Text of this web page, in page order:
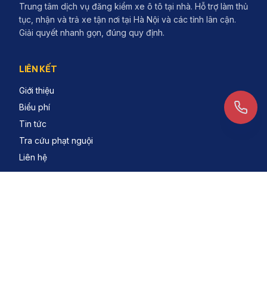
Trung tâm dịch vụ đăng kiểm xe ô tô tại nhà. Hỗ trợ làm thủ
tục, nhận và trả xe tận nơi tại Hà Nội và các tỉnh lân cận.
Giải quyết nhanh gọn, đúng quy định.
LIÊN KẾT
Giới thiệu
Biểu phí
Tin tức
Tra cứu phạt nguội
Liên hệ